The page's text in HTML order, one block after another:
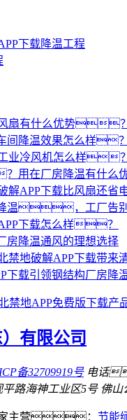
下载降温工程
风扇有什么优势
间降温效果怎么样
业冷风机怎么样？
？用在厂房降温有什
破解APP下载比风扇还
降温，工厂告
下载怎么样？
降温通风的理想选择
地破解APP下载带来
载引领钢结构厂房降
禁地APP免费版下载产
备32709919号 电话
路海神工业区5号 佛
家主营： 节能